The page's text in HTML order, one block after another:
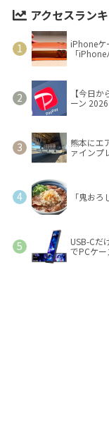
アクセスラン
iPhoneケ
「
【今日
ーン
熊本にエ
ァインプ
「鬼お
USB-Cだ
でPCケ